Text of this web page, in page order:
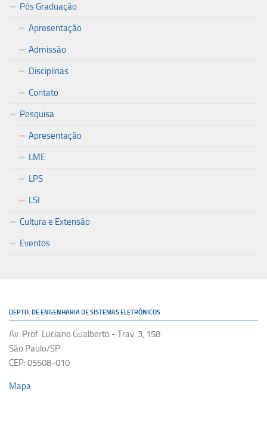
Pós Graduação
Apresentação
Admissão
Disciplinas
Contato
Pesquisa
Apresentação
LME
LPS
LSI
Cultura e Extensão
Eventos
DEPTO. DE ENGENHARIA DE SISTEMAS ELETRÔNICOS
Av. Prof. Luciano Gualberto - Trav. 3, 158
São Paulo/SP
CEP: 05508-010
Mapa